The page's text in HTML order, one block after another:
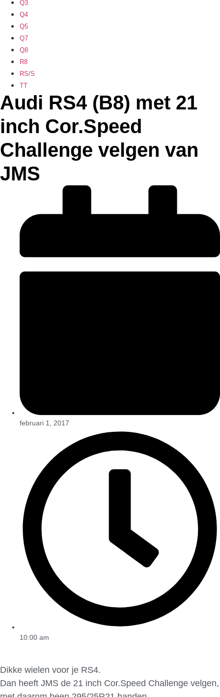
Q3
Q4
Q5
Q7
Q8
R8
RS/S
TT
Audi RS4 (B8) met 21
inch Cor.Speed
Challenge velgen van
JMS
februari 1, 2017
10:00 am
Dikke wielen voor je RS4.
Dan heeft JMS de 21 inch Cor.Speed Challenge velgen,